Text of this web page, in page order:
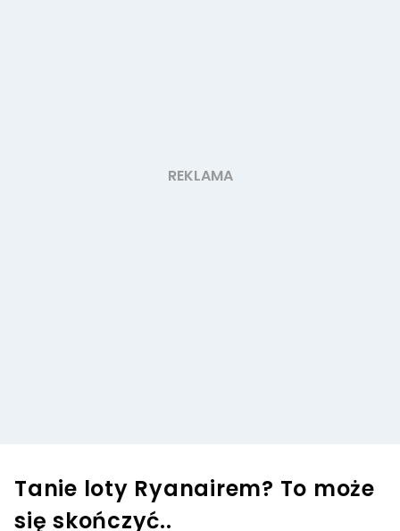
Tanie loty Ryanairem? To może
się skończyć..